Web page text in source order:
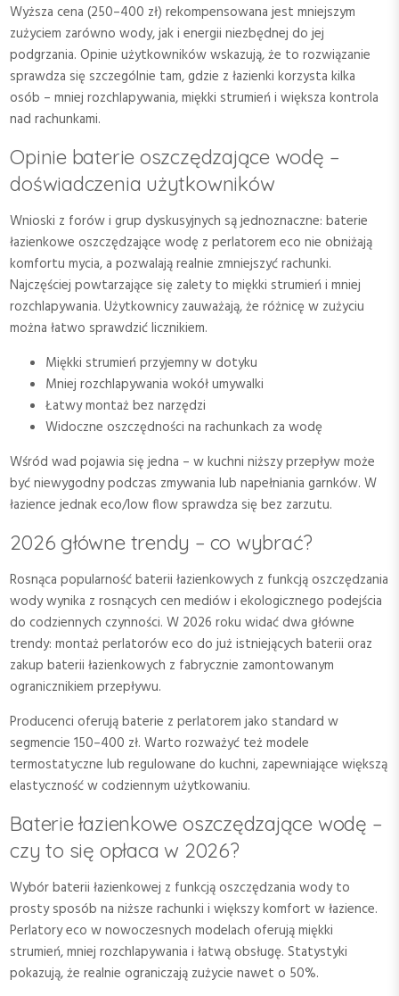
Wyższa cena (250–400 zł) rekompensowana jest mniejszym
zużyciem zarówno wody, jak i energii niezbędnej do jej
podgrzania. Opinie użytkowników wskazują, że to rozwiązanie
sprawdza się szczególnie tam, gdzie z łazienki korzysta kilka
osób – mniej rozchlapywania, miękki strumień i większa kontrola
nad rachunkami.
Opinie baterie oszczędzające wodę –
doświadczenia użytkowników
Wnioski z forów i grup dyskusyjnych są jednoznaczne: baterie
łazienkowe oszczędzające wodę z perlatorem eco nie obniżają
komfortu mycia, a pozwalają realnie zmniejszyć rachunki.
Najczęściej powtarzające się zalety to miękki strumień i mniej
rozchlapywania. Użytkownicy zauważają, że różnicę w zużyciu
można łatwo sprawdzić licznikiem.
Miękki strumień przyjemny w dotyku
Mniej rozchlapywania wokół umywalki
Łatwy montaż bez narzędzi
Widoczne oszczędności na rachunkach za wodę
Wśród wad pojawia się jedna – w kuchni niższy przepływ może
być niewygodny podczas zmywania lub napełniania garnków. W
łazience jednak eco/low flow sprawdza się bez zarzutu.
2026 główne trendy – co wybrać?
Rosnąca popularność baterii łazienkowych z funkcją oszczędzania
wody wynika z rosnących cen mediów i ekologicznego podejścia
do codziennych czynności. W 2026 roku widać dwa główne
trendy: montaż perlatorów eco do już istniejących baterii oraz
zakup baterii łazienkowych z fabrycznie zamontowanym
ogranicznikiem przepływu.
Producenci oferują baterie z perlatorem jako standard w
segmencie 150–400 zł. Warto rozważyć też modele
termostatyczne lub regulowane do kuchni, zapewniające większą
elastyczność w codziennym użytkowaniu.
Baterie łazienkowe oszczędzające wodę –
czy to się opłaca w 2026?
Wybór baterii łazienkowej z funkcją oszczędzania wody to
prosty sposób na niższe rachunki i większy komfort w łazience.
Perlatory eco w nowoczesnych modelach oferują miękki
strumień, mniej rozchlapywania i łatwą obsługę. Statystyki
pokazują, że realnie ograniczają zużycie nawet o 50%.